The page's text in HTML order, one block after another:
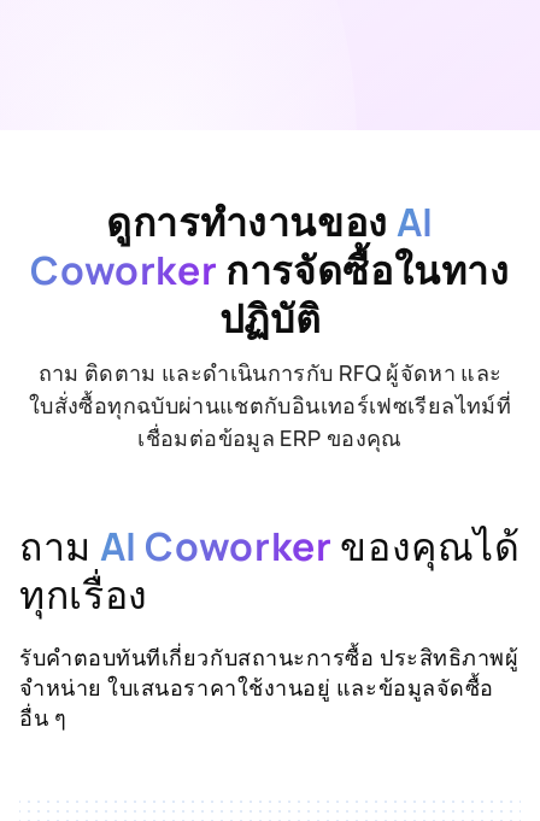
ดูการทำงานของ AI
Coworker การจัดซื้อในทาง
ปฏิบัติ
ถาม ติดตาม และดำเนินการกับ RFQ ผู้จัดหา และ
ใบสั่งซื้อทุกฉบับผ่านแชตกับอินเทอร์เฟซเรียลไทม์ที่
เชื่อมต่อข้อมูล ERP ของคุณ
ถาม AI Coworker ของคุณได้
ทุกเรื่อง
รับคำตอบทันทีเกี่ยวกับสถานะการซื้อ ประสิทธิภาพผู้
จำหน่าย ใบเสนอราคาใช้งานอยู่ และข้อมูลจัดซื้อ
อื่น ๆ